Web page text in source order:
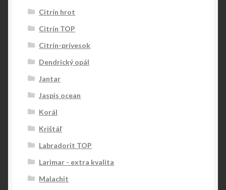
Citrín hrot
Citrín TOP
Citrín-prívesok
Dendrický opál
Jantar
Jaspis ocean
Korál
Krištáľ
Labradorit TOP
Larimar - extra kvalita
Malachit